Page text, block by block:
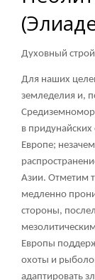
Духовный
Для наших
земледелия и,
в придунайских
Европе;
Азии. Отметим
медленно
стороны,
Европы
охоты и
адаптировать